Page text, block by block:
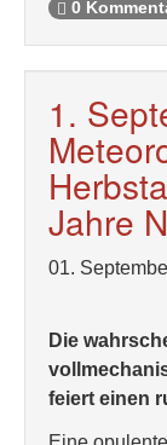
0
1.
Jahre
01.
Die
feiert einen